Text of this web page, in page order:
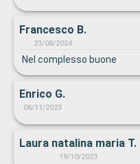
Francesco B.
23/08/2024
Nel complesso buone
Enrico G.
06/11/2023
Laura natalina maria T.
19/10/2023